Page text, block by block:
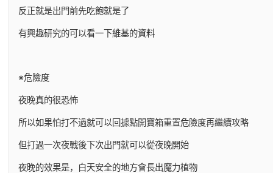
反正就是出門前先吃飽就是了
有興趣研究的可以看一下維基的資料
※危險度
夜晚真的很恐怖
所以如果怕打不過就可以回據點開寶箱重置危險度再繼續攻略
但打過一次夜戰後下次出門就可以從夜晚開始
夜晚的效果是，白天安全的地方會長出魔力植物